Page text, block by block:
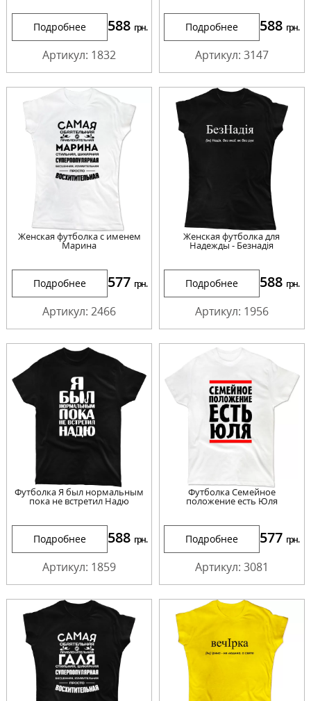
Подробнее 588 грн.
Артикул: 1832
Подробнее 588 грн.
Артикул: 3147
Женская футболка с именем
Марина
Подробнее 577 грн.
Артикул: 2466
Женская футболка для
Надежды - Безнадія
Подробнее 588 грн.
Артикул: 1956
Футболка Я был нормальным
пока не встретил Надю
Подробнее 588 грн.
Артикул: 1859
Футболка Семейное
положение есть Юля
Подробнее 577 грн.
Артикул: 3081